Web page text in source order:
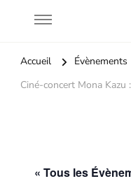
Accueil
Évènements
Ciné-concert Mona Kazu
« Tous les